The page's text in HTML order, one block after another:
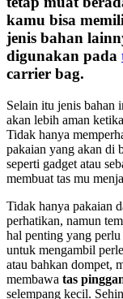
kamu bisa
jenis bahan
digunakan pada
carrier bag.
Selain itu jenis bahan
akan lebih aman
Tidak hanya
pakaian yang akan di
seperti gadget atau
membuat tas mu
Tidak hanya pakaian
perhatikan, namun
hal penting yang
untuk mengambil
atau bahkan dompet,
membawa tas
selempang kecil.